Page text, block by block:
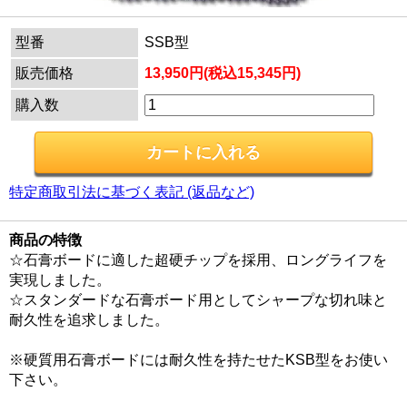
型番
SSB型
販売価格
13,950円(税込15,345円)
購入数
特定商取引法に基づく表記 (返品など)
商品の特徴
☆石膏ボードに適した超硬チップを採用、ロングライフを
実現しました。
☆スタンダードな石膏ボード用としてシャープな切れ味と
耐久性を追求しました。
※硬質用石膏ボードには耐久性を持たせたKSB型をお使い
下さい。